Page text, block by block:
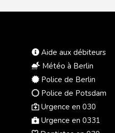
Aide aux débiteurs
Météo à Berlin
Police de Berlin
Police de Potsdam
Urgence en 030
Urgence en 0331